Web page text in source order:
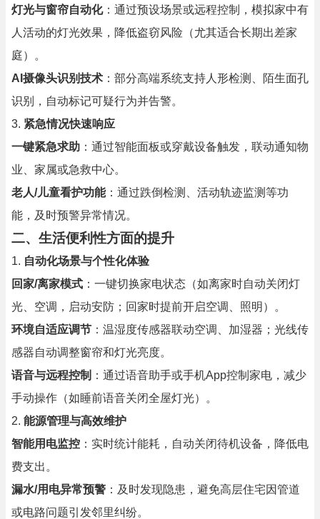
灯光与窗帘自动化：通过预设场景或远程控制，模拟家中有
人活动的灯光效果，降低盗窃风险（尤其适合长期出差家
庭）。
AI摄像头识别技术 ：部分高端系统支持人形检测、陌生面孔
识别，自动标记可疑行为并告警。
3. 紧急情况快速响应
一键紧急求助 ：通过智能面板或穿戴设备触发，联动通知物
业、家属或急救中心。
老人/儿童看护功能：通过跌倒检测、活动轨迹监测等功
能，及时预警异常情况。
二、生活便利性方面的提升
1. 自动化场景与个性化体验
回家/离家模式 ：一键切换家电状态（如离家时自动关闭灯
光、空调，启动安防；回家时提前开启空调、照明）。
环境自适应调节 ：温湿度传感器联动空调、加湿器；光线传
感器自动调整窗帘和灯光亮度。
语音与远程控制 ：通过语音助手或手机App控制家电，减少
手动操作（如睡前语音关闭全屋灯光）。
2. 能源管理与高效维护
智能用电监控 ：实时统计能耗，自动关闭待机设备，降低电
费支出。
漏水/用电异常预警 ：及时发现隐患，避免高层住宅因管道
或电路问题引发邻里纠纷。